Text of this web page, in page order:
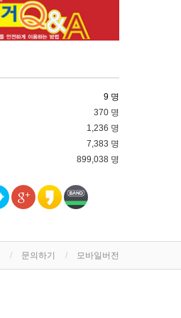
9 명
370 명
1,236 명
7,383 명
899,038 명
문의하기 모바일버전